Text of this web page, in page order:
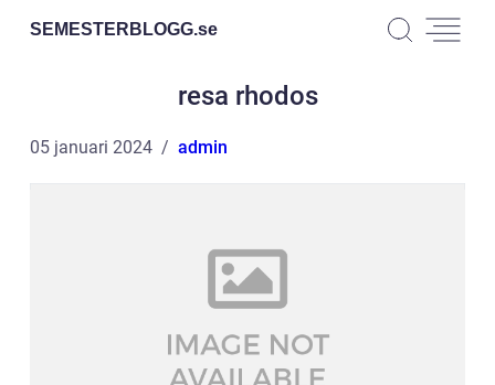
SEMESTERBLOGG.se
resa rhodos
05 januari 2024 admin